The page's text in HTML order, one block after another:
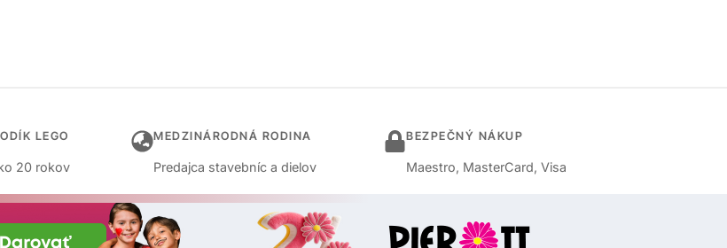
LEGO
20 rokov
MEDZINÁRODNÁ RODINA
Predajca stavebníc a dielov
BEZPEČNÝ NÁKUP
Maestro, MasterCard, Visa